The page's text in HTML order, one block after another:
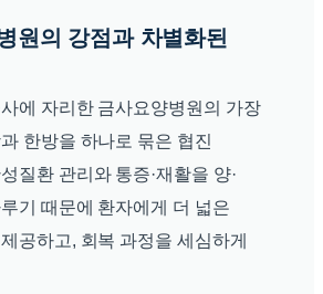
원의 강점과 차별화된
에 자리한 금사요양병원의 가장
한방을 하나로 묶은 협진
질환 관리와 통증·재활을 양·
기 때문에 환자에게 더 넓은
공하고, 회복 과정을 세심하게